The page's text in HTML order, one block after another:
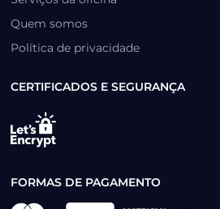
Quem somos
Política de privacidade
CERTIFICADOS E SEGURANÇA
FORMAS DE PAGAMENTO